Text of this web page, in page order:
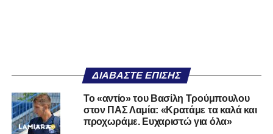
ΔΙΑΒΆΣΤΕ ΕΠΊΣΗΣ
Το «αντίο» του Βασίλη Τρούμπουλου
στον ΠΑΣ Λαμία: «Κρατάμε τα καλά και
προχωράμε. Ευχαριστώ για όλα»